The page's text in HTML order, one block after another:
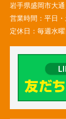
岩手県盛岡市大
営業時間： 平日
定休日： 毎週水